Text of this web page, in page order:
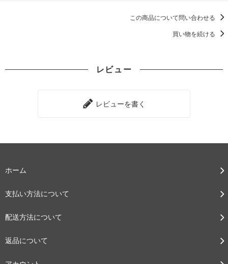
この商品について問い合わせる
買い物を続ける
レビュー
レビューを書く
ホーム
支払い方法について
配送方法について
返品について